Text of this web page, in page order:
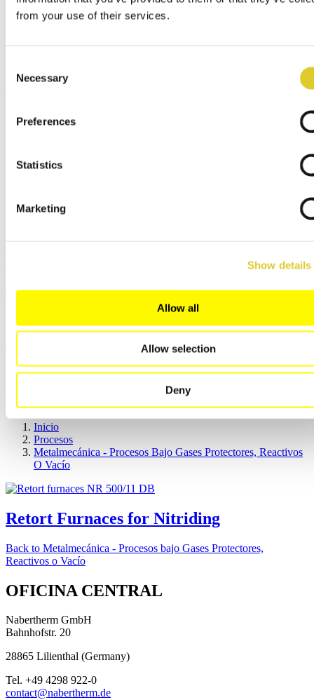
from your use of their services.
Selection
Necessary
Preferences
Statistics
Marketing
Show details
Allow all
Allow selection
Deny
Oficina central
Sociedades distribuidoras
Menú
English
Français
Italiano
日本語
Nitruración
Sobrescribir enlaces de ayuda a la
Inicio
Procesos
Metalmecánica - Procesos Bajo Gases Protectores, Reactivos
O Vacío
Retort Furnaces for Nitriding
Back to Metalmecánica - Procesos bajo Gases Protectores,
Reactivos o Vacío
OFICINA CENTRAL
Nabertherm GmbH
Bahnhofstr. 20
28865 Lilienthal (Germany)
Tel. +49 4298 922-0
contact@nabertherm.de